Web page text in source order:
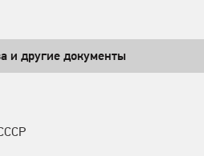
и другие документы